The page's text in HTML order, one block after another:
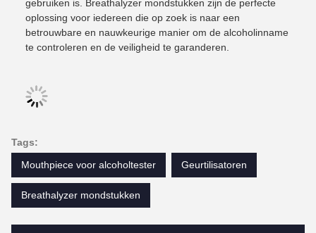
gebruiken is. Breathalyzer mondstukken zijn de perfecte
oplossing voor iedereen die op zoek is naar een
betrouwbare en nauwkeurige manier om de alcoholinname
te controleren en de veiligheid te garanderen.
Tags:
Mouthpiece voor alcoholtester
Geurtilisatoren
Breathalyzer mondstukken